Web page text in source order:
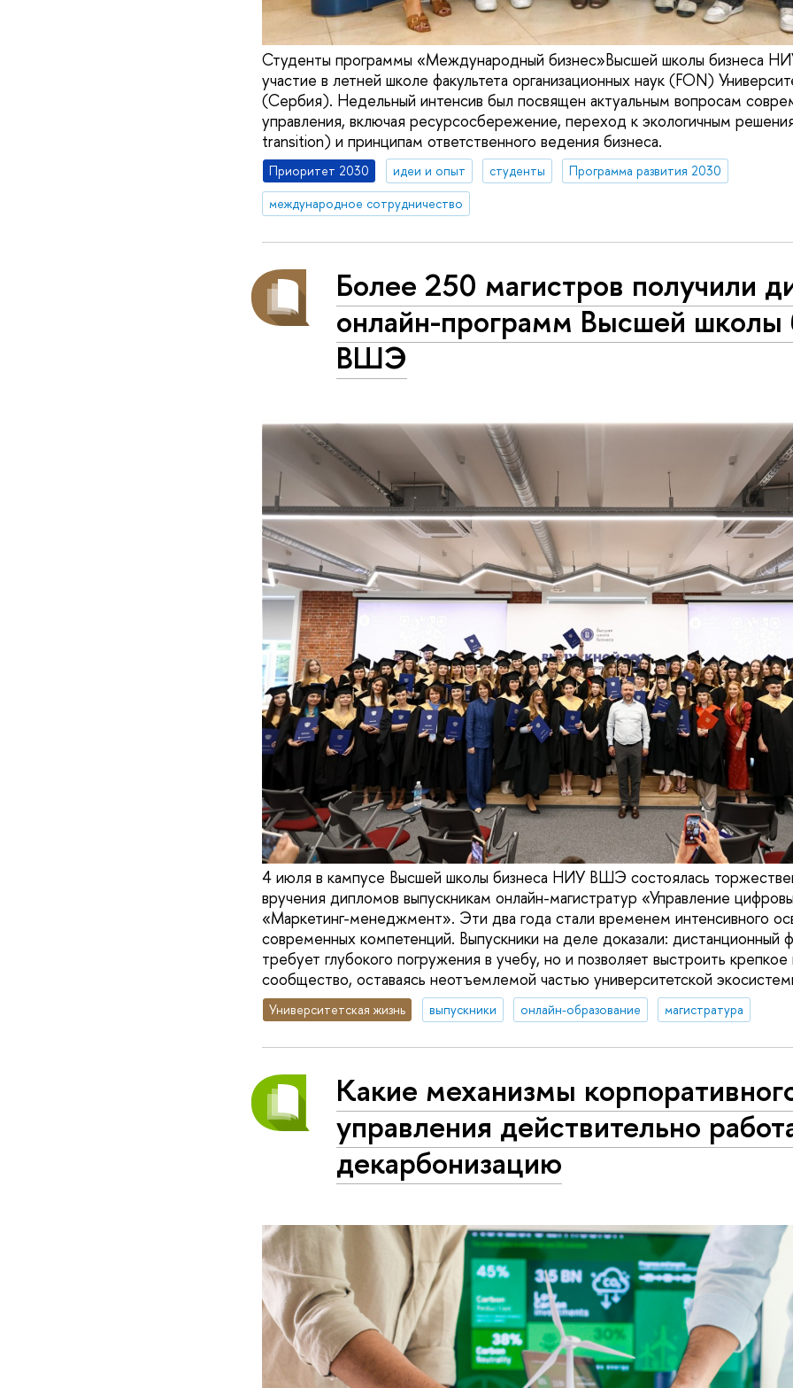
Студенты программы «Международный бизнес»Высшей школы бизнеса
участие в летней школе факультета организационных наук (FON)
(Сербия). Недельный интенсив был посвящен актуальным вопросам
управления, включая ресурсосбережение, переход к экологичным
transition) и принципам ответственного ведения бизнеса.
Приоритет 2030 идеи и опыт студенты
Программа развития 2030
международное сотрудничество
Более 250 магистров получили
онлайн-программ Высшей школы
ВШЭ
4 июля в кампусе Высшей школы бизнеса НИУ ВШЭ состоялась
вручения дипломов выпускникам онлайн-магистратур «Управление
«Маркетинг-менеджмент». Эти два года стали временем интенсивного
современных компетенций. Выпускники на деле доказали: дистанционный
требует глубокого погружения в учебу, но и позволяет выстроить
сообщество, оставаясь неотъемлемой частью университетской
Университетская жизнь выпускники онлайн-образование магистратура
Какие механизмы
управления действительно
декарбонизацию